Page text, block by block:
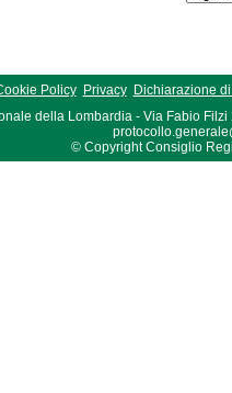
Policy Privacy
Dichiarazione
della Lombardia - Via Fabio Filzi
© Copyright Consiglio